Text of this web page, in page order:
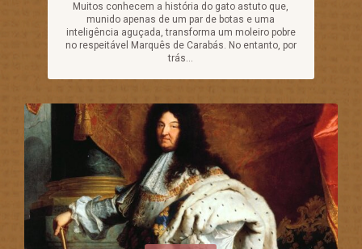
Muitos conhecem a história do gato astuto que,
munido apenas de um par de botas e uma
inteligência aguçada, transforma um moleiro pobre
no respeitável Marquês de Carabás. No entanto, por
trás...